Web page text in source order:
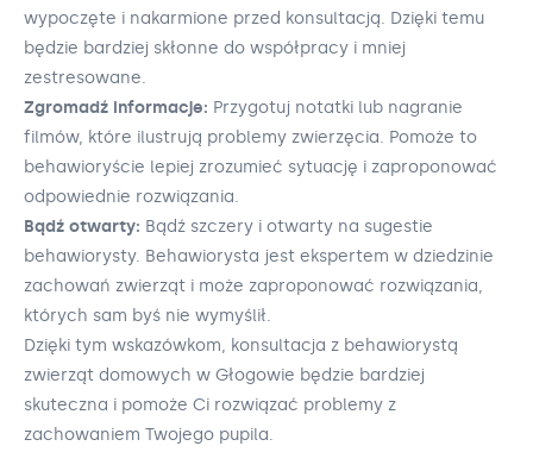
wypoczęte i nakarmione przed konsultacją. Dzięki temu
będzie bardziej skłonne do współpracy i mniej
zestresowane.
Zgromadź informacje: Przygotuj notatki lub nagranie
filmów, które ilustrują problemy zwierzęcia. Pomoże to
behawioryście lepiej zrozumieć sytuację i zaproponować
odpowiednie rozwiązania.
Bądź otwarty: Bądź szczery i otwarty na sugestie
behawiorysty. Behawiorysta jest ekspertem w dziedzinie
zachowań zwierząt i może zaproponować rozwiązania,
których sam byś nie wymyślił.
Dzięki tym wskazówkom, konsultacja z behawiorystą
zwierząt domowych w Głogowie będzie bardziej
skuteczna i pomoże Ci rozwiązać problemy z
zachowaniem Twojego pupila.